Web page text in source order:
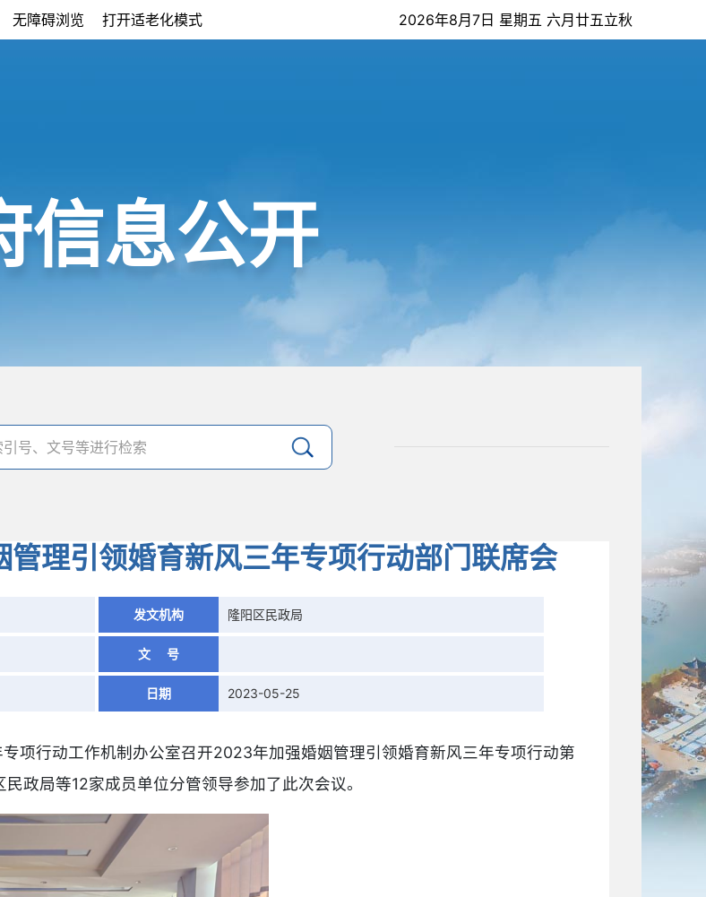
无障碍浏览 打开适老化模式 2026年8月7日 星期五 六月廿五立秋
信息公开
理引领婚育新风三年专项行动部门联席会
发文机构 隆阳区民政局
文 号
日期 2023-05-25
项行动工作机制办公室召开2023年加强婚姻管理引领婚育新风三年专项行动第
政局等12家成员单位分管领导参加了此次会议。